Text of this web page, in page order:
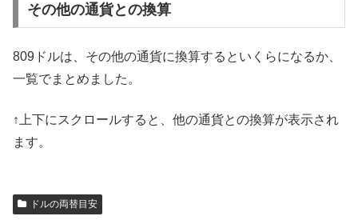
その他の通貨との換算
809ドルは、その他の通貨に換算するといくらになるか、
一覧でまとめました。
↑上下にスクロールすると、他の通貨との換算が表示され
ます。
ドルの両替目安